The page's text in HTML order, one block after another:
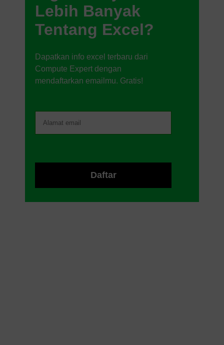
Lebih Banyak
Tentang Excel?
Dapatkan info excel terbaru dari
Compute Expert dengan
mendaftarkan emailmu. Gratis!